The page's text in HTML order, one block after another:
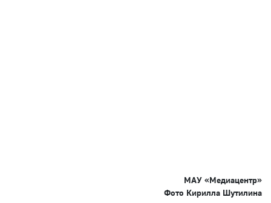
МАУ «Медиацентр»
Фото Кирилла Шутилина